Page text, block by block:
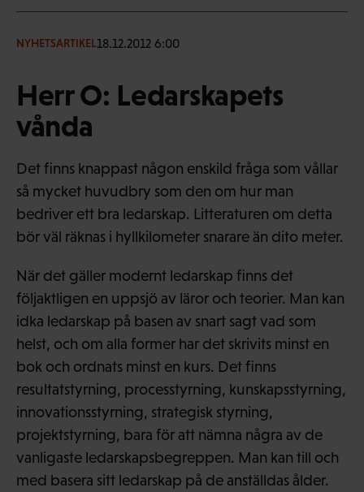
NYHETSARTIKEL18.12.2012 6:00
Herr O: Ledarskapets
vånda
Det finns knappast någon enskild fråga som vållar
så mycket huvudbry som den om hur man
bedriver ett bra ledarskap. Litteraturen om detta
bör väl räknas i hyllkilometer snarare än dito meter.
När det gäller modernt ledarskap finns det
följaktligen en uppsjö av läror och teorier. Man kan
idka ledarskap på basen av snart sagt vad som
helst, och om alla former har det skrivits minst en
bok och ordnats minst en kurs. Det finns
resultatstyrning, processtyrning, kunskapsstyrning,
innovationsstyrning, strategisk styrning,
projektstyrning, bara för att nämna några av de
vanligaste ledarskapsbegreppen. Man kan till och
med basera sitt ledarskap på de anställdas ålder.